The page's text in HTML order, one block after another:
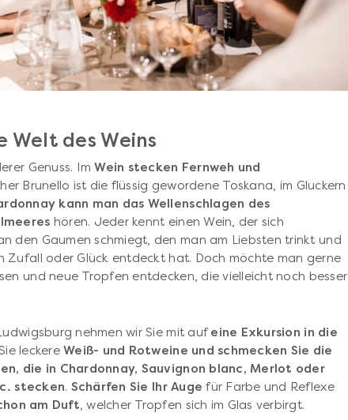
Welt des Weins
Genuss. ImWein stecken Fernweh und
Brunello ist die flüssig gewordene Toskana, im Gluckern
kann man das Wellenschlagen des
hören. Jeder kennt einen Wein, der sich
den Gaumen schmiegt, den man am Liebsten trinkt und
Zufall oder Glück entdeckt hat. Doch möchte man gerne
und neue Tropfen entdecken, die vielleicht noch besser
nehmen wir Sie mit aufeine Exkursion in die
leckereWeiß- und Rotweine und schmecken Sie die
die in Chardonnay, Sauvignon blanc, Merlot oder
stecken. Schärfen Sie Ihr Auge für Farbe und Reflexe
am Duft, welcher Tropfen sich im Glas verbirgt.